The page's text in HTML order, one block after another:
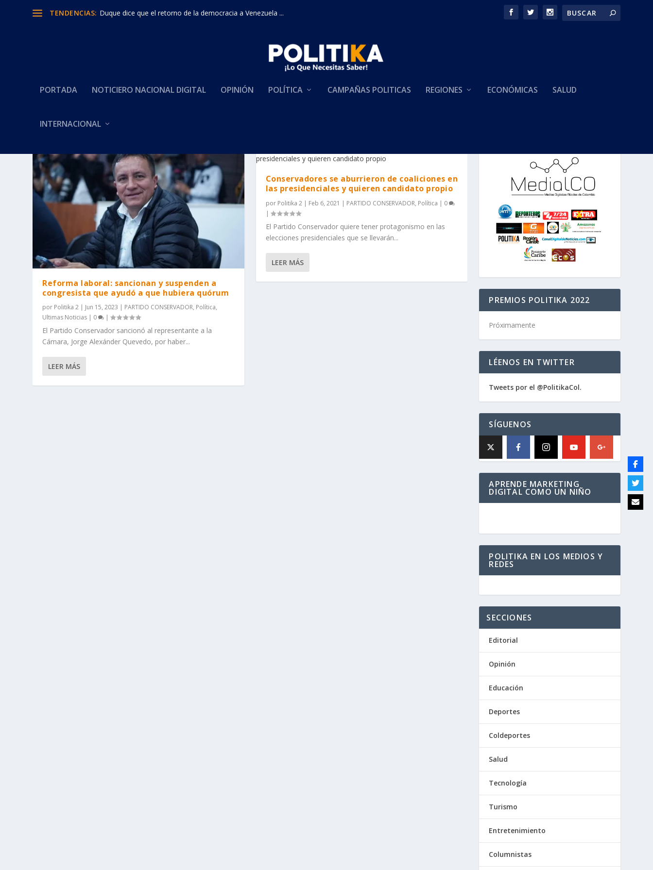
TENDENCIAS: Duque dice que el retorno de la democracia a Venezuela ...
PORTADA NOTICIERO NACIONAL DIGITAL OPINIÓN POLÍTICA CAMPAÑAS POLITICAS REGIONES ECONÓMICAS SALUD
INTERNACIONAL
Categoría: PARTIDO CONSERVADOR
Reforma laboral: sancionan y suspenden a
congresista que ayudó a que hubiera quórum
por Politika 2 | Jun 15, 2023 | PARTIDO CONSERVADOR, Política,
Ultimas Noticias | 0 |
El Partido Conservador sancionó al representante a la
Cámara, Jorge Alexánder Quevedo, por haber...
LEER MÁS
Conservadores se aburrieron de coaliciones en
las presidenciales y quieren candidato propio
por Politika 2| Feb 6, 2021 | PARTIDO CONSERVADOR, Política | 0
|
El Partido Conservador quiere tener protagonismo en las
elecciones presidenciales que se llevarán...
LEER MÁS
PREMIOS POLITIKA 2022
Próximamente
LÉENOS EN TWITTER
Tweets por el @PolitikaCol.
SÍGUENOS
APRENDE MARKETING
DIGITAL COMO UN NIÑO
POLITIKA EN LOS MEDIOS Y
REDES
SECCIONES
Editorial
Opinión
Educación
Deportes
Coldeportes
Salud
Tecnología
Turismo
Entretenimiento
Columnistas